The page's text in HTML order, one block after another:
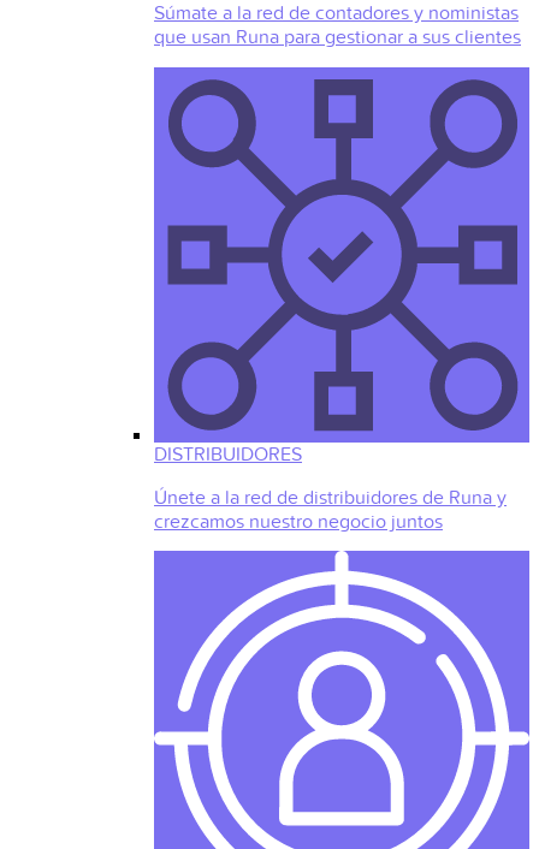
Súmate a la red de contadores y noministas
que usan Runa para gestionar a sus clientes
DISTRIBUIDORES
Únete a la red de distribuidores de Runa y
crezcamos nuestro negocio juntos